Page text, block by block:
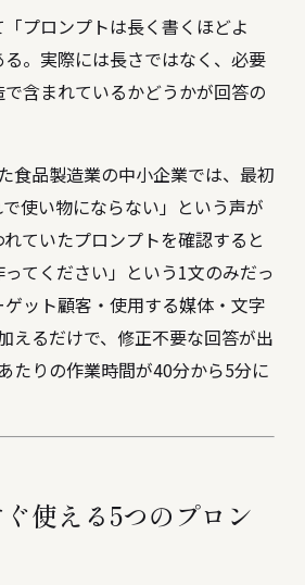
プロンプトは長く書くほどよ
。実際には長さではなく、必要
含まれているかどうかが回答の
品製造業の中小企業では、最初
で使い物にならない」という声が
ていたプロンプトを確認すると
ってください」という1文のみだっ
ット顧客・使用する媒体・文字
えるだけで、修正不要な回答が出
たりの作業時間が40分から5分に
使える5つのプロン